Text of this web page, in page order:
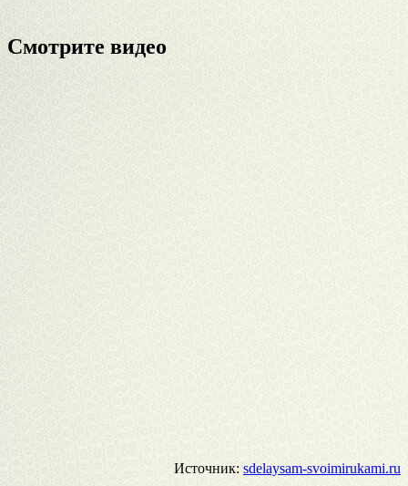
Смотрите видео
Источник: sdelaysam-svoimirukami.ru